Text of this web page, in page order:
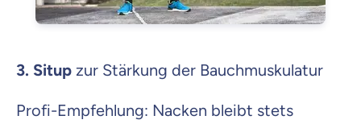
3. Situp zur Stärkung der Bauchmuskulatur
Profi-Empfehlung: Nacken bleibt stets